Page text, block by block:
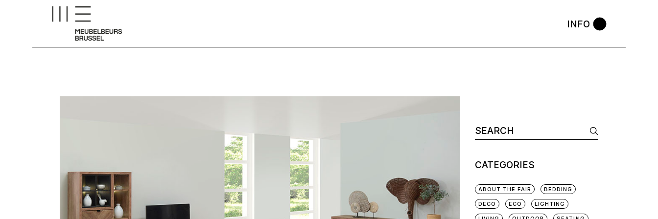
INFO
CATEGORIES
ABOUT THE FAIR BEDDING
DECO ECO LIGHTING